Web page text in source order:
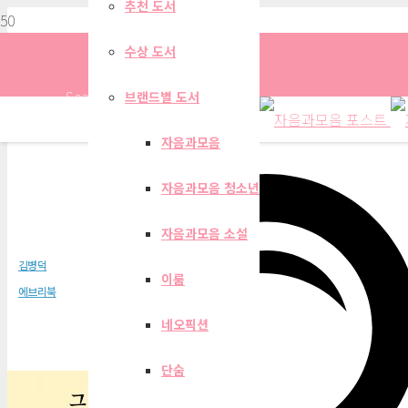
Search
추천 도서
수상 도서
브랜드별 도서
자음과모음
자음과모음 청소년
자음과모음 소설
이룸
네오픽션
단숨
그 소리 쪽으로 한 발
김병덕
에브리북